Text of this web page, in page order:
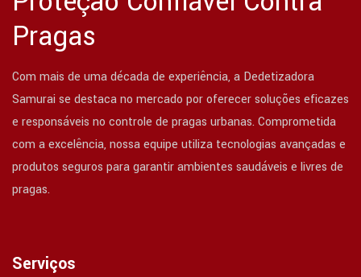
Pragas
Com mais de uma década de experiência, a Dedetizadora
Samurai se destaca no mercado por oferecer soluções eficazes
e responsáveis no controle de pragas urbanas. Comprometida
com a excelência, nossa equipe utiliza tecnologias avançadas e
produtos seguros para garantir ambientes saudáveis e livres de
pragas.
Serviços